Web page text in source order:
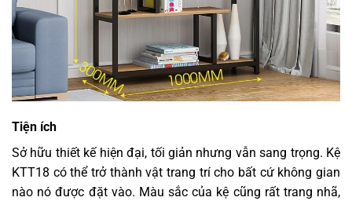
Tiện ích
Sở hữu thiết kế hiện đại, tối giản nhưng vẫn sang trọng. Kệ
KTT18 có thể trở thành vật trang trí cho bất cứ không gian
nào nó được đặt vào. Màu sắc của kệ cũng rất trang nhã,